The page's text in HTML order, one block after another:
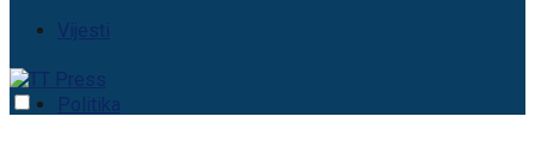
Vijesti
Politika